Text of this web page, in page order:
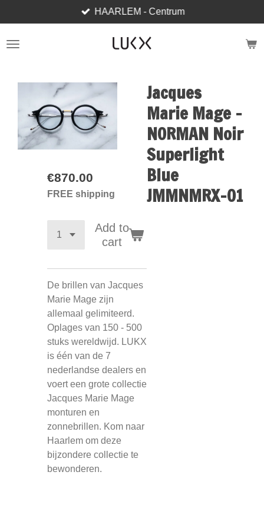
to
main
HAARLEM - Centrum
Jacques
Marie Mage -
NORMAN Noir
Superlight
Blue
JMMNMRX-01
€870.00
FREE shipping
Add to
cart
De brillen van Jacques
Marie Mage zijn
allemaal gelimiteerd.
Oplages van 150 - 500
stuks wereldwijd. LUKX
is één van de 7
nederlandse dealers en
voert een grote collectie
Jacques Marie Mage
monturen en
zonnebrillen. Kom naar
Haarlem om deze
bijzondere collectie te
bewonderen.